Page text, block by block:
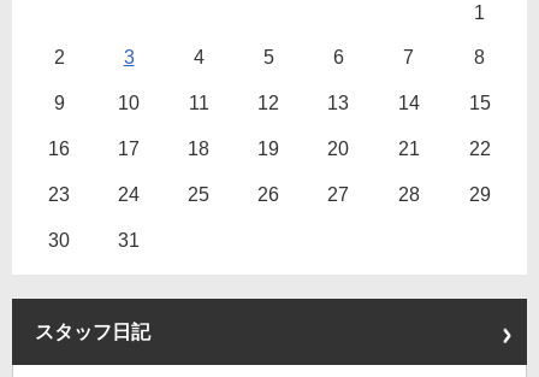
1
2 3 4 5 6 7 8
9 10 11 12 13 14 15
16 17 18 19 20 21 22
23 24 25 26 27 28 29
30 31
スタッフ日記